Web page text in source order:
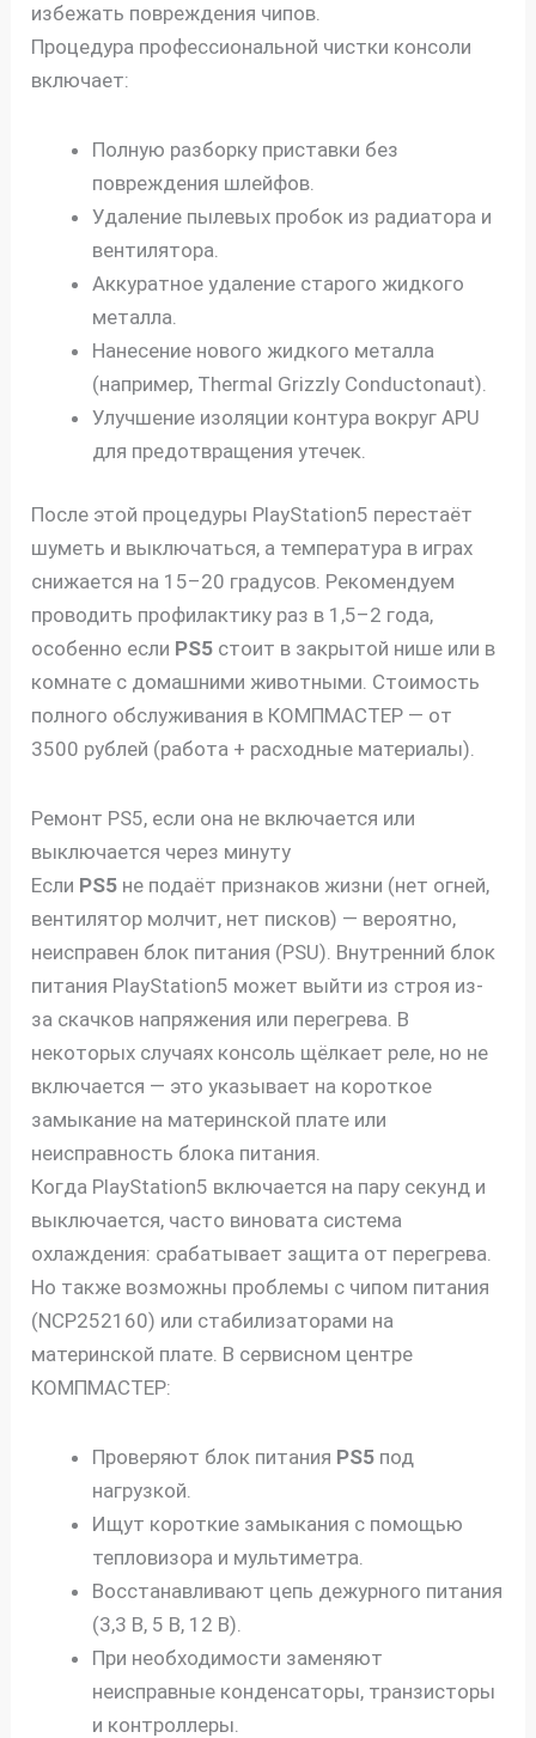
избежать повреждения чипов.
Процедура профессиональной чистки консоли
включает:
Полную разборку приставки без
повреждения шлейфов.
Удаление пылевых пробок из радиатора и
вентилятора.
Аккуратное удаление старого жидкого
металла.
Нанесение нового жидкого металла
(например, Thermal Grizzly Conductonaut).
Улучшение изоляции контура вокруг APU
для предотвращения утечек.
После этой процедуры PlayStation5 перестаёт
шуметь и выключаться, а температура в играх
снижается на 15–20 градусов. Рекомендуем
проводить профилактику раз в 1,5–2 года,
особенно если PS5 стоит в закрытой нише или в
комнате с домашними животными. Стоимость
полного обслуживания в КОМПМАСТЕР — от
3500 рублей (работа + расходные материалы).
Ремонт PS5, если она не включается или
выключается через минуту
Если PS5 не подаёт признаков жизни (нет огней,
вентилятор молчит, нет писков) — вероятно,
неисправен блок питания (PSU). Внутренний блок
питания PlayStation5 может выйти из строя из-
за скачков напряжения или перегрева. В
некоторых случаях консоль щёлкает реле, но не
включается — это указывает на короткое
замыкание на материнской плате или
неисправность блока питания.
Когда PlayStation5 включается на пару секунд и
выключается, часто виновата система
охлаждения: срабатывает защита от перегрева.
Но также возможны проблемы с чипом питания
(NCP252160) или стабилизаторами на
материнской плате. В сервисном центре
КОМПМАСТЕР:
Проверяют блок питания PS5 под
нагрузкой.
Ищут короткие замыкания с помощью
тепловизора и мультиметра.
Восстанавливают цепь дежурного питания
(3,3 В, 5 В, 12 В).
При необходимости заменяют
неисправные конденсаторы, транзисторы
и контроллеры.